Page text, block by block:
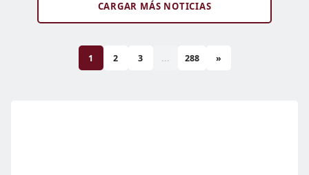
CARGAR MÁS NOTICIAS
1 2 3 ... 288 »